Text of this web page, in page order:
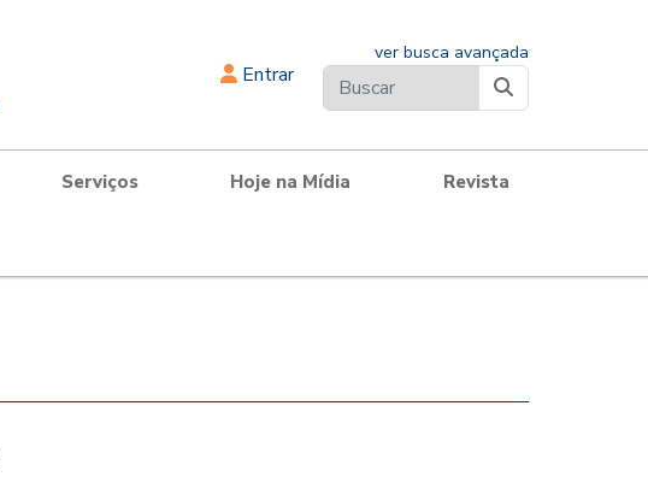
Entrar
ver busca avançada
Serviços Hoje na Mídia Revista